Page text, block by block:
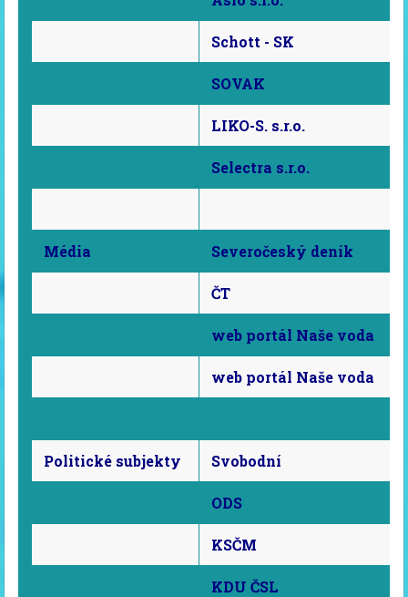
Schott - SK
SOVAK
LIKO-S. s.r.o.
Selectra s.r.o.
Média Severočeský deník
ČT
web portál Naše voda
web portál Naše voda
Politické subjekty Svobodní
ODS
KSČM
KDU ČSL